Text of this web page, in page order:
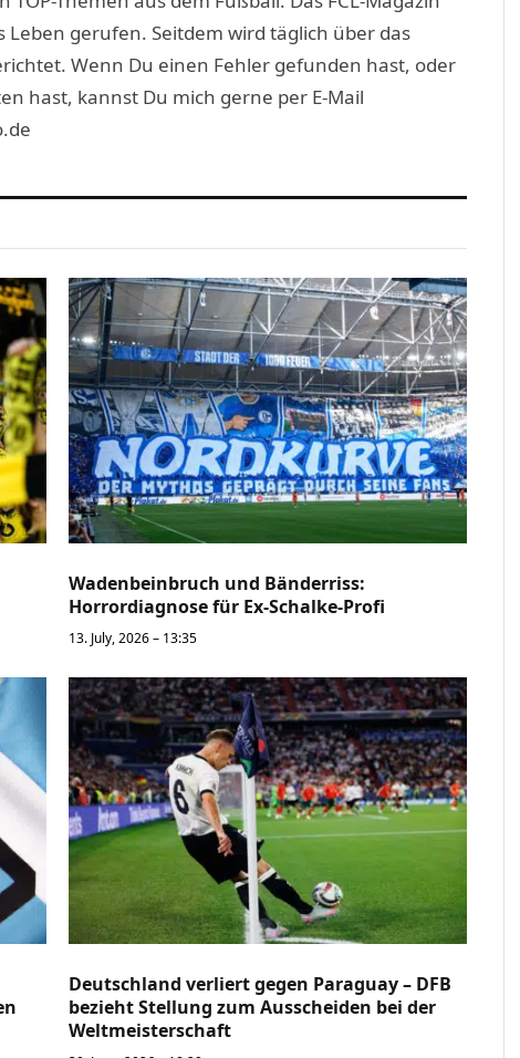
Leben gerufen. Seitdem wird täglich über das
Wenn Du einen Fehler gefunden hast, oder
hast, kannst Du mich gerne per E-Mail
Wadenbeinbruch und Bänderriss:
Horrordiagnose für Ex-Schalke-Profi
13. July, 2026 – 13:35
Deutschland verliert gegen Paraguay – DFB
bezieht Stellung zum Ausscheiden bei der
Weltmeisterschaft